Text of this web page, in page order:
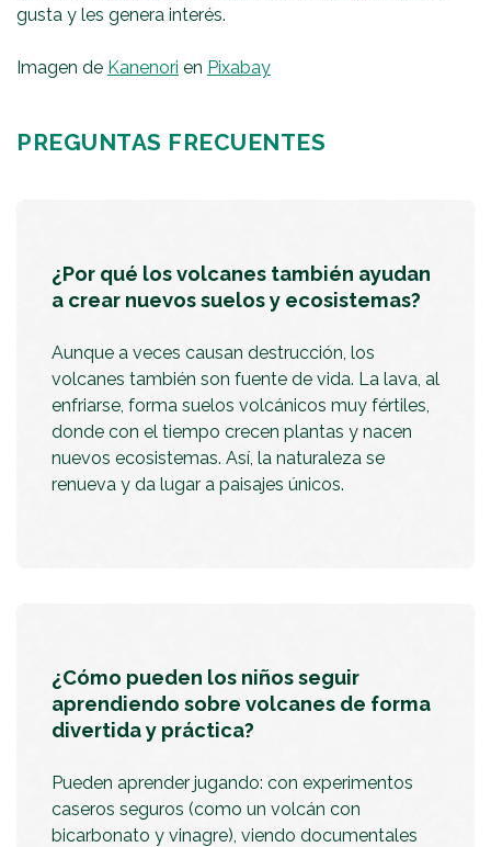
gusta y les genera interés.
Imagen de Kanenori en Pixabay
PREGUNTAS FRECUENTES
¿Por qué los volcanes también ayudan
a crear nuevos suelos y ecosistemas?
Aunque a veces causan destrucción, los
volcanes también son fuente de vida. La lava, al
enfriarse, forma suelos volcánicos muy fértiles,
donde con el tiempo crecen plantas y nacen
nuevos ecosistemas. Así, la naturaleza se
renueva y da lugar a paisajes únicos.
¿Cómo pueden los niños seguir
aprendiendo sobre volcanes de forma
divertida y práctica?
Pueden aprender jugando: con experimentos
caseros seguros (como un volcán con
bicarbonato y vinagre), viendo documentales